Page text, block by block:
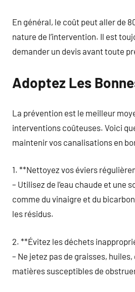
En général, le coût peut aller de
nature de l’intervention. Il est
demander un devis avant toute
Adoptez Les
La prévention est le meilleur
interventions coûteuses. Voici
maintenir vos canalisations en
1. **Nettoyez vos éviers
– Utilisez de l’eau chaude et une
comme du vinaigre et du
les résidus.
2. **Évitez les déchets
– Ne jetez pas de graisses,
matières susceptibles de